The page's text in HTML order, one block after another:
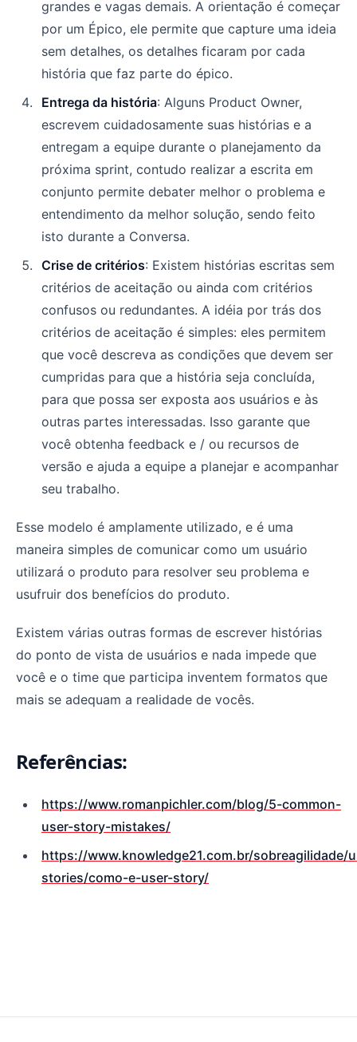
grandes e vagas demais. A orientação é começar
por um Épico, ele permite que capture uma ideia
sem detalhes, os detalhes ficaram por cada
história que faz parte do épico.
Entrega da história: Alguns Product Owner,
escrevem cuidadosamente suas histórias e a
entregam a equipe durante o planejamento da
próxima sprint, contudo realizar a escrita em
conjunto permite debater melhor o problema e
entendimento da melhor solução, sendo feito
isto durante a Conversa.
Crise de critérios: Existem histórias escritas sem
critérios de aceitação ou ainda com critérios
confusos ou redundantes. A idéia por trás dos
critérios de aceitação é simples: eles permitem
que você descreva as condições que devem ser
cumpridas para que a história seja concluída,
para que possa ser exposta aos usuários e às
outras partes interessadas. Isso garante que
você obtenha feedback e / ou recursos de
versão e ajuda a equipe a planejar e acompanhar
seu trabalho.
Esse modelo é amplamente utilizado, e é uma
maneira simples de comunicar como um usuário
utilizará o produto para resolver seu problema e
usufruir dos benefícios do produto.
Existem várias outras formas de escrever histórias
do ponto de vista de usuários e nada impede que
você e o time que participa inventem formatos que
mais se adequam a realidade de vocês.
Referências:
https://www.romanpichler.com/blog/5-common-
user-story-mistakes/
https://www.knowledge21.com.br/sobreagilidade/
stories/como-e-user-story/